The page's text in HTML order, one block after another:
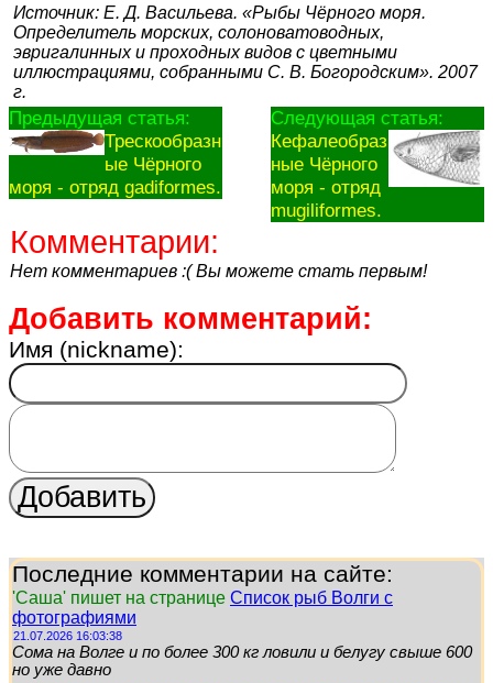
Источник: Е. Д. Васильева. «Рыбы Чёрного моря.
Определитель морских, солоноватоводных,
эвригалинных и проходных видов с цветными
иллюстрациями, собранными С. В. Богородским». 2007
г.
Предыдущая статья:
Трескообразн
ые Чёрного
моря - отряд gadiformes.
Следующая статья:
Кефалеобраз
ные Чёрного
моря - отряд
mugiliformes.
Комментарии:
Нет комментариев :( Вы можете стать первым!
Добавить комментарий:
Имя (nickname):
Последние комментарии на сайте:
'Саша' пишет на странице Список рыб Волги с
фотографиями
21.07.2026 16:03:38
Сома на Волге и по более 300 кг ловили и белугу свыше 600
но уже давно